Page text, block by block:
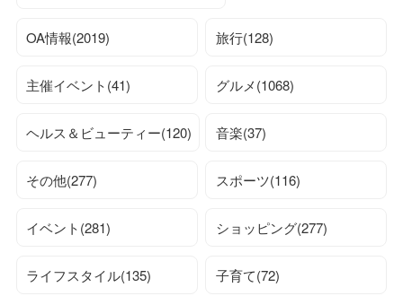
OA情報(2019) 旅行(128)
主催イベント(41) グルメ(1068)
ヘルス＆ビューティー(120) 音楽(37)
その他(277) スポーツ(116)
イベント(281) ショッピング(277)
ライフスタイル(135) 子育て(72)